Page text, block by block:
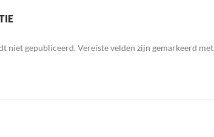
niet gepubliceerd. Vereiste velden zijn gemarkeerd met